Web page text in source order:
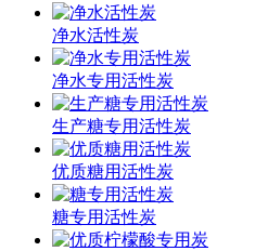
净水活性炭
净水专用活性炭
生产糖专用活性炭
优质糖用活性炭
糖专用活性炭